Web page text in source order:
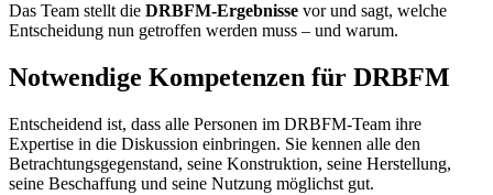
Das Team stellt die DRBFM-Ergebnisse vor und sagt, welche
Entscheidung nun getroffen werden muss – und warum.
Notwendige Kompetenzen für DRBFM
Entscheidend ist, dass alle Personen im DRBFM-Team ihre
Expertise in die Diskussion einbringen. Sie kennen alle den
Betrachtungsgegenstand, seine Konstruktion, seine Herstellung,
seine Beschaffung und seine Nutzung möglichst gut.